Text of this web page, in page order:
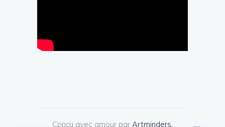
Conçu avec amour par Artminders.